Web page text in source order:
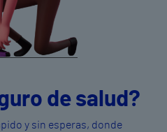
de salud?
y sin esperas, donde